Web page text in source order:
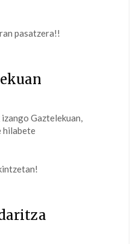
pasatzera!!
Gaztelekuan,
hilabete